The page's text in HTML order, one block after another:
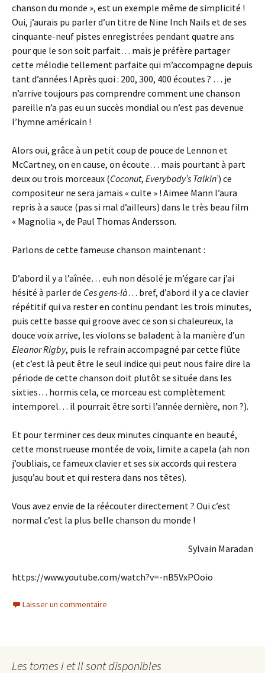
chanson du monde », est un exemple même de simplicité !
Oui, j’aurais pu parler d’un titre de Nine Inch Nails et de ses
cinquante-neuf pistes enregistrées pendant quatre ans
pour que le son soit parfait… mais je préfère partager
cette mélodie tellement parfaite qui m’accompagne depuis
tant d’années ! Après quoi : 200, 300, 400 écoutes ? … je
n’arrive toujours pas comprendre comment une chanson
pareille n’a pas eu un succès mondial ou n’est pas devenue
l’hymne américain !
Alors oui, grâce à un petit coup de pouce de Lennon et
McCartney, on en cause, on écoute… mais pourtant à part
deux ou trois morceaux (Coconut, Everybody’s Talkin’) ce
compositeur ne sera jamais « culte » ! Aimee Mann l’aura
repris à a sauce (pas si mal d’ailleurs) dans le très beau film
« Magnolia », de Paul Thomas Andersson.
Parlons de cette fameuse chanson maintenant :
D’abord il y a l’aînée… euh non désolé je m’égare car j’ai
hésité à parler de Ces gens-là… bref, d’abord il y a ce clavier
répétitif qui va rester en continu pendant les trois minutes,
puis cette basse qui groove avec ce son si chaleureux, la
douce voix arrive, les violons se baladent à la manière d’un
Eleanor Rigby, puis le refrain accompagné par cette flûte
(et c’est là peut être le seul indice qui peut nous faire dire la
période de cette chanson doit plutôt se située dans les
sixties… hormis cela, ce morceau est complètement
intemporel… il pourrait être sorti l’année dernière, non ?).
Et pour terminer ces deux minutes cinquante en beauté,
cette monstrueuse montée de voix, limite a capela (ah non
j’oubliais, ce fameux clavier et ses six accords qui restera
jusqu’au bout et qui restera dans nos têtes).
Vous avez envie de la réécouter directement ? Oui c’est
normal c’est la plus belle chanson du monde !
Sylvain Maradan
https://www.youtube.com/watch?v=-nB5VxPOoio
Laisser un commentaire
Les tomes I et II sont disponibles